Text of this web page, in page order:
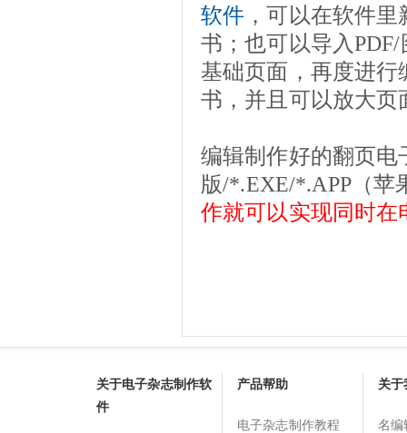
软件 ，可以在软件
书；也可以导入
基础页面，再度进
书，并且可以放大页
编辑制作好的翻页
版/*.EXE/*.APP（苹
作就可以实现同时在
关于电子杂志制作软
件
产品帮助
电子杂志制作教程
关于
名编